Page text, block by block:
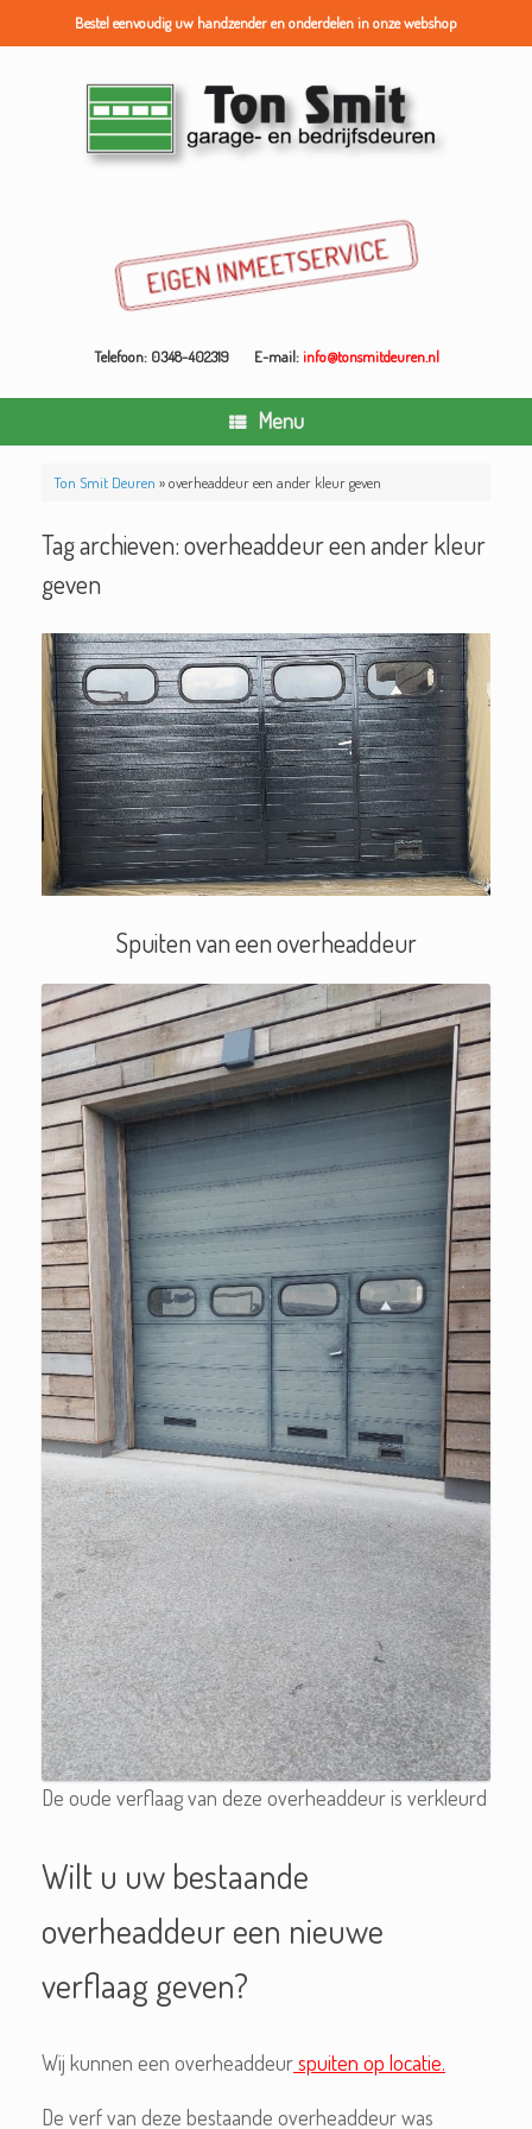
Bestel eenvoudig uw handzender en onderdelen in onze webshop
Telefoon: 0348-402319 E-mail:info@tonsmitdeuren.nl
Menu
Ton Smit Deuren »overheaddeur een ander kleur geven
Tag archieven:overheaddeur een ander kleur
geven
Spuiten van een overheaddeur
De oude verflaag van deze overheaddeur is verkleurd
Wilt u uw bestaande
overheaddeur een nieuwe
verflaag geven?
Wij kunnen een overheaddeurspuiten op locatie.
De verf van deze bestaande overheaddeur was